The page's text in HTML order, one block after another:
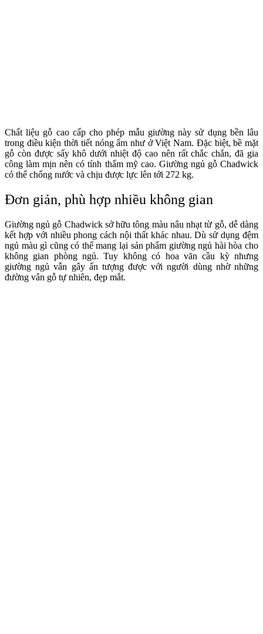
Chất liệu gỗ cao cấp cho phép mẫu giường này sử dụng bền lâu
trong điều kiện thời tiết nóng ẩm như ở Việt Nam. Đặc biệt, bề mặt
gỗ còn được sấy khô dưới nhiệt độ cao nên rất chắc chắn, đã gia
công làm mịn nên có tính thẩm mỹ cao. Giường ngủ gỗ Chadwick
có thể chống nước và chịu được lực lên tới 272 kg.
Đơn giản, phù hợp nhiều không gian
Giường ngủ gỗ Chadwick sở hữu tông màu nâu nhạt từ gỗ, dễ dàng
kết hợp với nhiều phong cách nội thất khác nhau. Dù sử dụng đệm
ngủ màu gì cũng có thể mang lại sản phẩm giường ngủ hài hòa cho
không gian phòng ngủ. Tuy không có hoa văn cầu kỳ nhưng
giường ngủ vẫn gây ấn tượng được với người dùng nhờ những
đường vân gỗ tự nhiên, đẹp mắt.